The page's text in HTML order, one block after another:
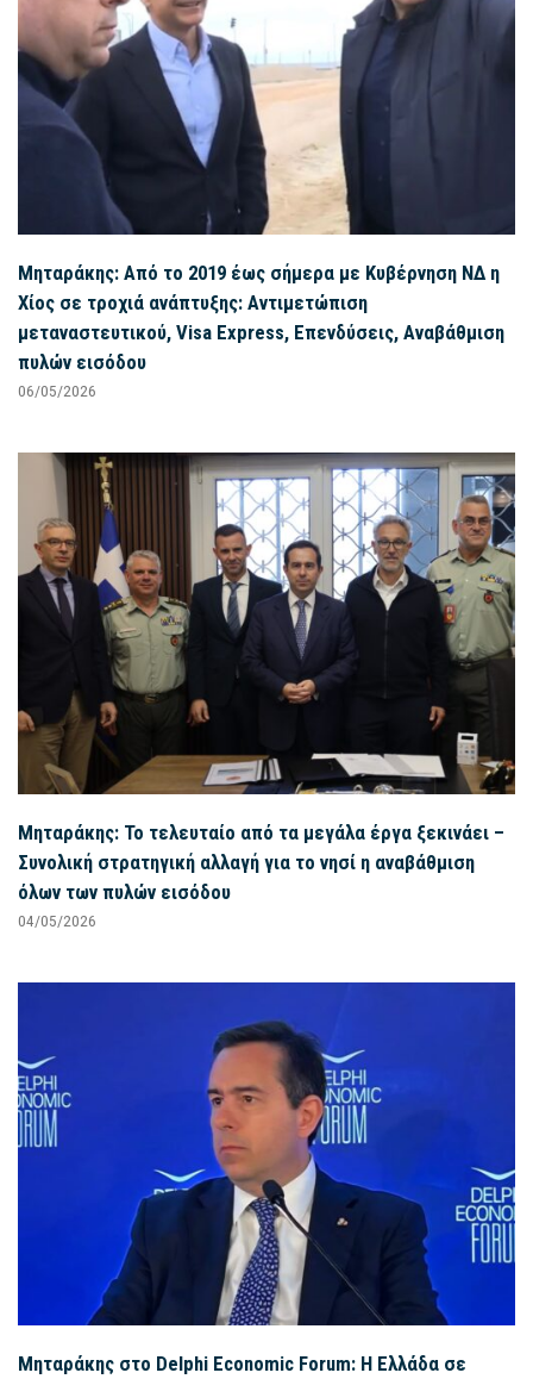
Μηταράκης: Από το 2019 έως σήμερα με Κυβέρνηση ΝΔ η
Χίος σε τροχιά ανάπτυξης: Αντιμετώπιση
μεταναστευτικού, Visa Express, Επενδύσεις, Αναβάθμιση
πυλών εισόδου
06/05/2026
Μηταράκης: Το τελευταίο από τα μεγάλα έργα ξεκινάει –
Συνολική στρατηγική αλλαγή για το νησί η αναβάθμιση
όλων των πυλών εισόδου
04/05/2026
Μηταράκης στο Delphi Economic Forum: Η Ελλάδα σε